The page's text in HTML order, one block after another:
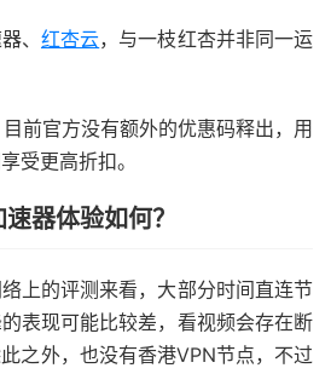
、 红杏云，与一枝红杏并非同一运
目前官方没有额外的优惠码释出，用
受更高折扣。
器体验如何？
上的评测来看，大部分时间直连节
表现可能比较差，看视频会存在断
之外，也没有香港VPN节点，不过